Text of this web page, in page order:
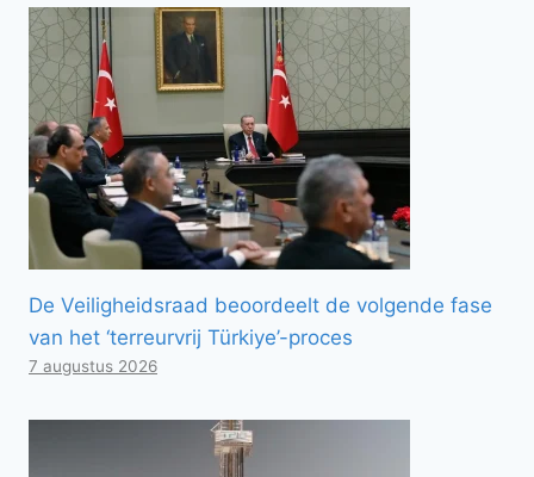
De Veiligheidsraad beoordeelt de volgende fase
van het ‘terreurvrij Türkiye’-proces
7 augustus 2026